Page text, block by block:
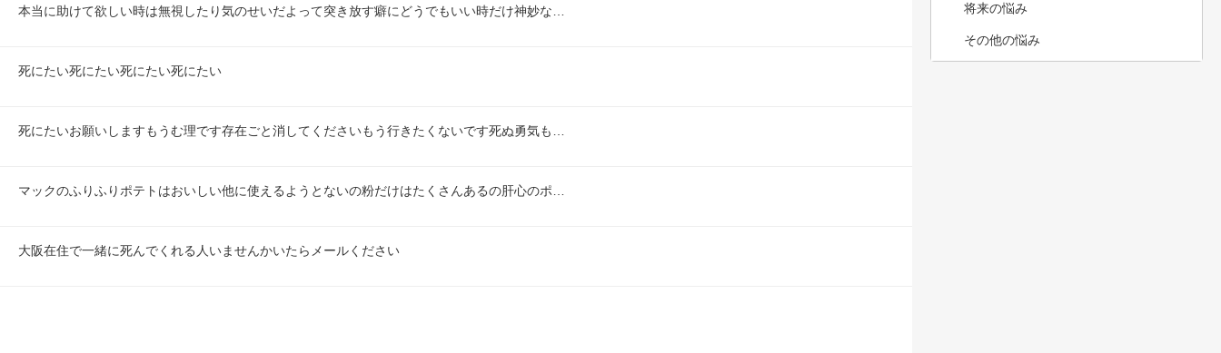
本当に助けて欲しい時は無視したり気のせいだよって突き放す癖にどうでもいい時だけ神妙な…
死にたい死にたい死にたい死にたい
死にたいお願いしますもうむ理です存在ごと消してくださいもう行きたくないです死ぬ勇気も…
マックのふりふりポテトはおいしい他に使えるようとないの粉だけはたくさんあるの肝心のポ…
大阪在住で一緒に死んでくれる人いませんかいたらメールください
将来の悩み
その他の悩み